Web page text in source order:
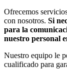
Ofrecemos
con nosotros. Si
para la
nuestro personal
Nuestro equipo le
cualificado para